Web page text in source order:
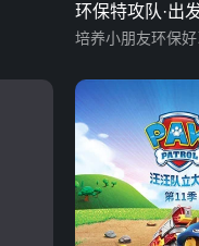
环保特攻队·出
二季
培养小朋友环保